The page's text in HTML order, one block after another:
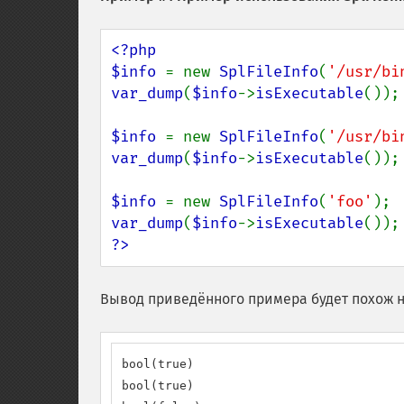
<?php
$info = new SplFileInfo( '/usr/
var_dump($info->isExecutable());
$info = new SplFileInfo( '/usr/
var_dump($info->isExecutable());
$info = new SplFileInfo( 'foo'
var_dump($info->isExecutable
?>
Вывод приведённого примера будет похож
bool(true)
bool(true)